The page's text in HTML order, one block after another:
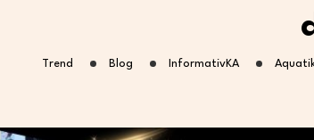
Trend Blog InformativKA